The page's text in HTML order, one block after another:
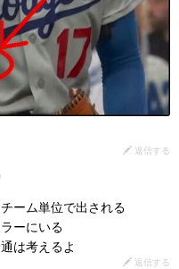
返信する
ーム単位で出される
ーにいる
は考えるよ
返信する